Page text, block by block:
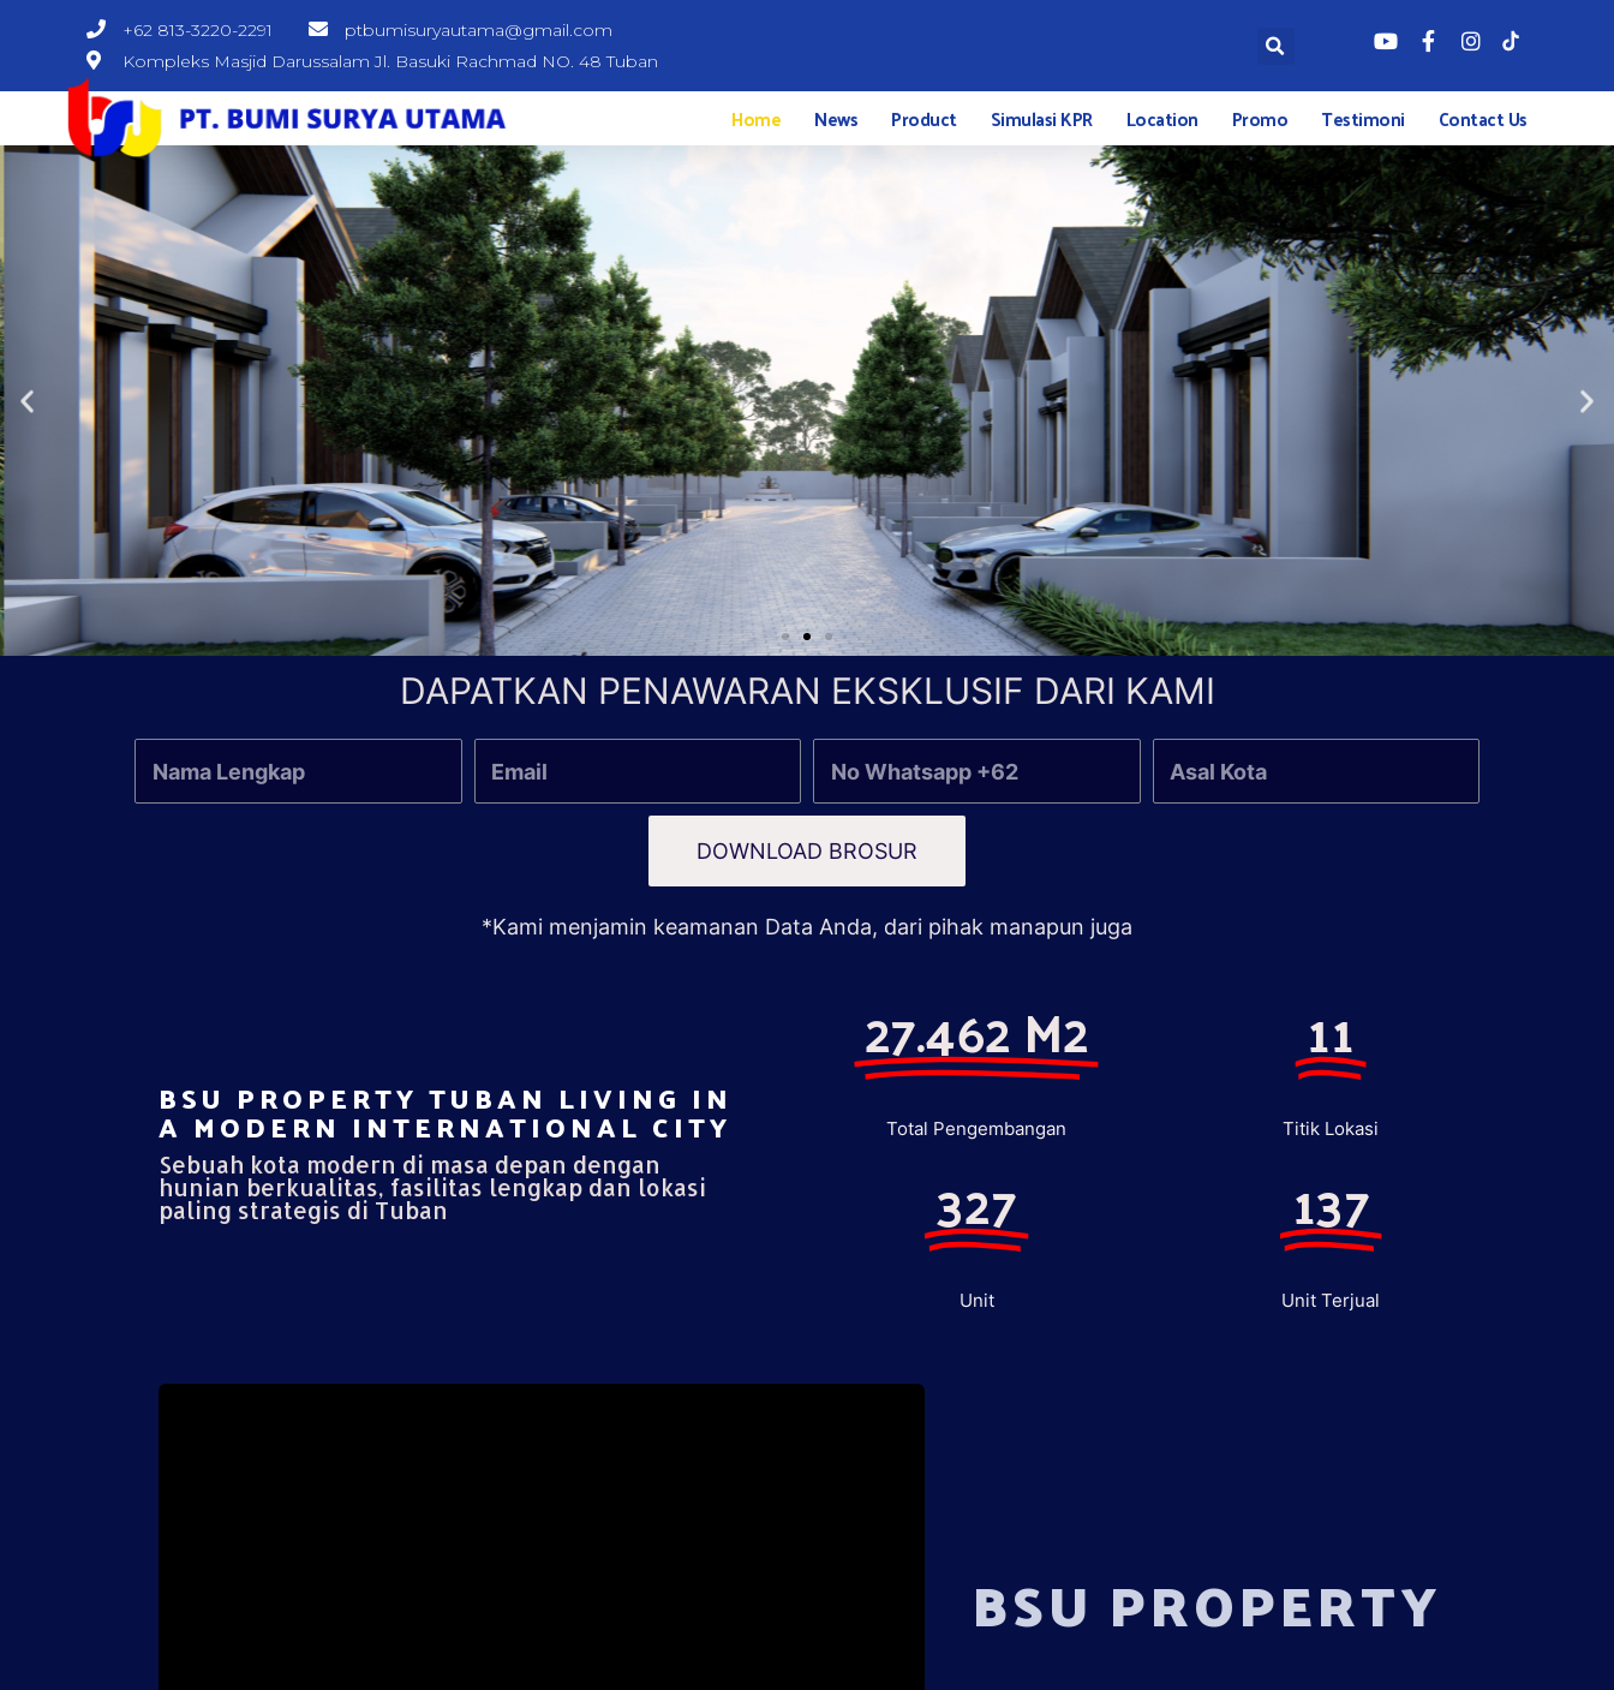
+62 813-3220-2291
ptbumisuryautama@gmail.com
Kompleks Masjid Darussalam Jl. Basuki Rachmad NO. 48 Tuban
Home News Product Simulasi KPR Location Promo Testimoni Contact Us
DAPATKAN PENAWARAN EKSKLUSIF DARI KAMI
DOWNLOAD BROSUR
*Kami menjamin keamanan Data Anda, dari pihak manapun juga
BSU PROPERTY TUBAN LIVING IN
A MODERN INTERNATIONAL CITY​
Sebuah kota modern di masa depan dengan
hunian berkualitas, fasilitas lengkap dan lokasi
paling strategis di Tuban
27.462 M2
Total Pengembangan
327
Unit
11
Titik Lokasi
137
Unit Terjual
BSU PROPERTY